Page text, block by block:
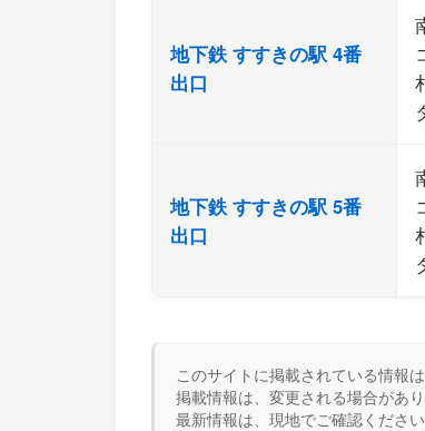
地下鉄 すすきの駅 4番
出口
地下鉄 すすきの駅 5番
出口
このサイトに掲載されている情報
掲載情報は、変更される場合があり
最新情報は、現地でご確認ください